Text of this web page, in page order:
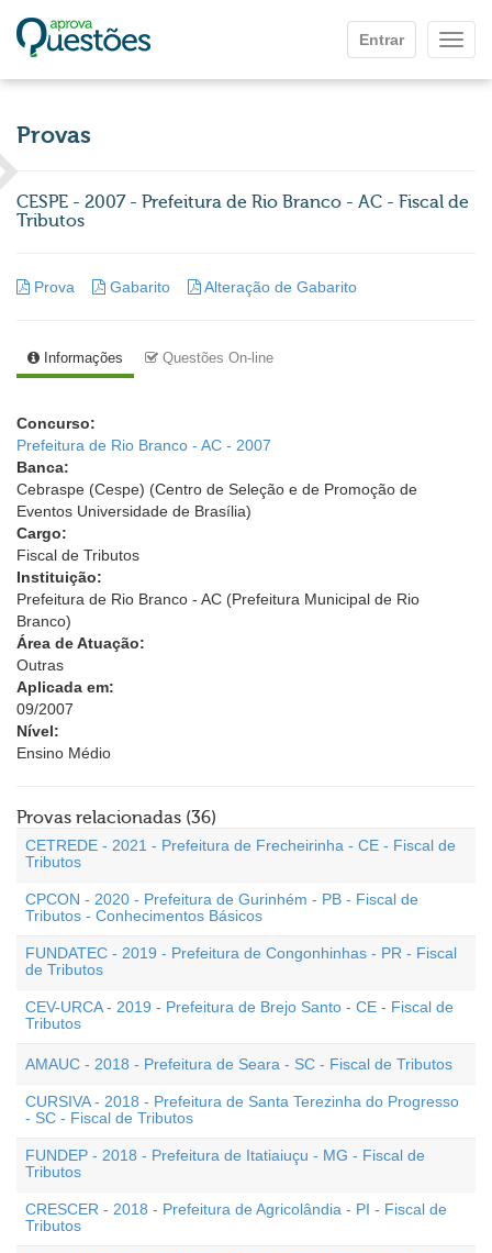
Entrar
Provas
CESPE - 2007 - Prefeitura de Rio Branco - AC - Fiscal de
Tributos
Prova Gabarito Alteração de Gabarito
Informações Questões On-line
Concurso:
Prefeitura de Rio Branco - AC - 2007
Banca:
Cebraspe (Cespe) (Centro de Seleção e de Promoção de
Eventos Universidade de Brasília)
Cargo:
Fiscal de Tributos
Instituição:
Prefeitura de Rio Branco - AC (Prefeitura Municipal de Rio
Branco)
Área de Atuação:
Outras
Aplicada em:
09/2007
Nível:
Ensino Médio
Provas relacionadas (36)
CETREDE - 2021 - Prefeitura de Frecheirinha - CE - Fiscal de
Tributos
CPCON - 2020 - Prefeitura de Gurinhém - PB - Fiscal de
Tributos - Conhecimentos Básicos
FUNDATEC - 2019 - Prefeitura de Congonhinhas - PR - Fiscal
de Tributos
CEV-URCA - 2019 - Prefeitura de Brejo Santo - CE - Fiscal de
Tributos
AMAUC - 2018 - Prefeitura de Seara - SC - Fiscal de Tributos
CURSIVA - 2018 - Prefeitura de Santa Terezinha do Progresso
- SC - Fiscal de Tributos
FUNDEP - 2018 - Prefeitura de Itatiaiuçu - MG - Fiscal de
Tributos
CRESCER - 2018 - Prefeitura de Agricolândia - PI - Fiscal de
Tributos